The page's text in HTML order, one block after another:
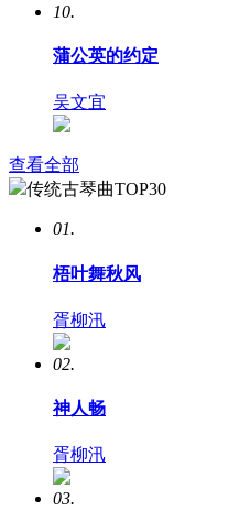
10.
蒲公英的约定
吴文宜
查看全部
传统古琴曲TOP30
01.
梧叶舞秋风
胥柳汛
02.
神人畅
胥柳汛
03.